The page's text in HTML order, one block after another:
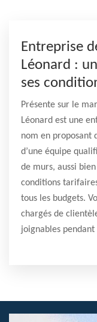
Entreprise
Léonard :
ses
Présente sur le
Léonard est une
nom en proposant
d’une équipe
de murs, aussi
conditions
tous les budgets.
chargés de
joignables